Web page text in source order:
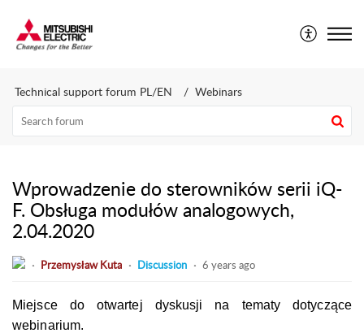
Technical support forum PL/EN Webinars
Wprowadzenie do sterowników serii iQ-
F. Obsługa modułów analogowych,
2.04.2020
Przemysław Kuta Discussion 6 years ago
Miejsce do otwartej dyskusji na tematy dotyczące
webinarium.